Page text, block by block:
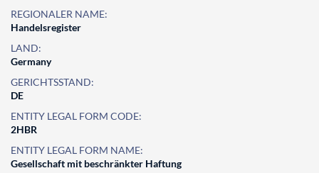
REGIONALER NAME:
Handelsregister
LAND:
Germany
GERICHTSSTAND:
DE
ENTITY LEGAL FORM CODE:
2HBR
ENTITY LEGAL FORM NAME:
Gesellschaft mit beschränkter Haftung